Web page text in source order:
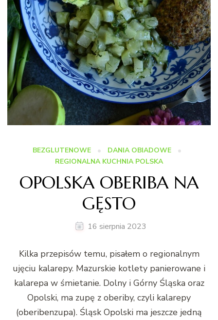
BEZGLUTENOWE
DANIA OBIADOWE
REGIONALNA KUCHNIA POLSKA
OPOLSKA OBERIBA NA
GĘSTO
16 sierpnia 2023
Kilka przepisów temu, pisałem o regionalnym
ujęciu kalarepy. Mazurskie kotlety panierowane i
kalarepa w śmietanie. Dolny i Górny Śląska oraz
Opolski, ma zupę z oberiby, czyli kalarepy
(oberibenzupa). Śląsk Opolski ma jeszcze jedną